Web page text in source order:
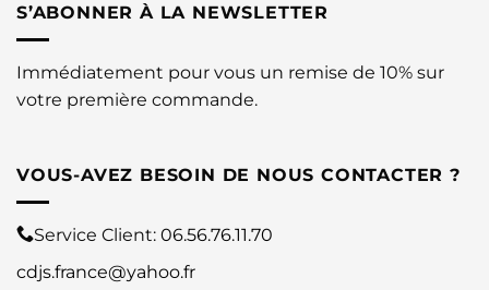
S’ABONNER À LA NEWSLETTER
Immédiatement pour vous un remise de 10% sur
votre première commande.
VOUS-AVEZ BESOIN DE NOUS CONTACTER ?
Service Client: 06.56.76.11.70
cdjs.france@yahoo.fr